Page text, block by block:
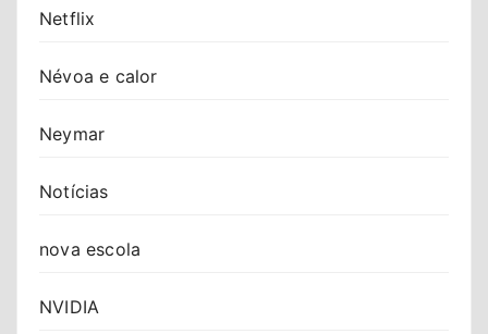
Netflix
Névoa e calor
Neymar
Notícias
nova escola
NVIDIA